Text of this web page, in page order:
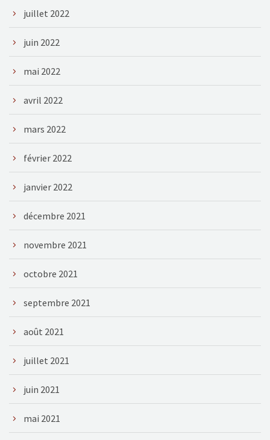
juillet 2022
juin 2022
mai 2022
avril 2022
mars 2022
février 2022
janvier 2022
décembre 2021
novembre 2021
octobre 2021
septembre 2021
août 2021
juillet 2021
juin 2021
mai 2021